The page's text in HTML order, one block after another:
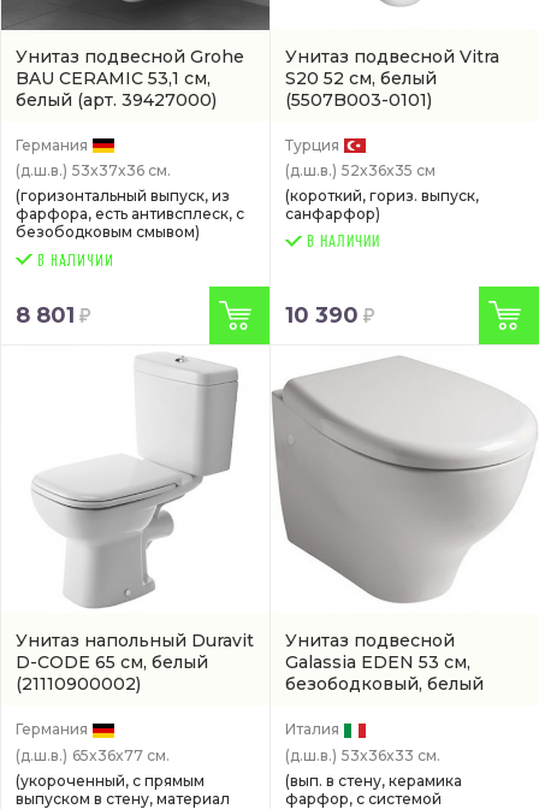
Унитаз подвесной Grohe
BAU CERAMIC 53,1 см,
белый (арт. 39427000)
Германия
(д.ш.в.) 53x37x36 см.
(горизонтальный выпуск, из
фарфора, есть антивсплеск, с
безободковым смывом)
8 801
Унитаз подвесной Vitra
S20 52 см, белый
(5507B003-0101)
Турция
(д.ш.в.) 52x36x35 см
(короткий, гориз. выпуск,
санфарфор)
В НАЛИЧИИ
10 390
Унитаз напольный Duravit
D-CODE 65 см, белый
(21110900002)
Германия
(д.ш.в.) 65x36x77 см.
(укороченный, с прямым
выпуском в стену, материал
Унитаз подвесной
Galassia EDEN 53 см,
безободковый, белый
Италия
(д.ш.в.) 53x36x33 см.
(вып. в стену, керамика
фарфор, с системой